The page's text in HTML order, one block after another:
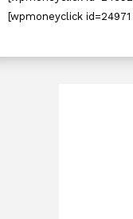
[wpmoneyclick